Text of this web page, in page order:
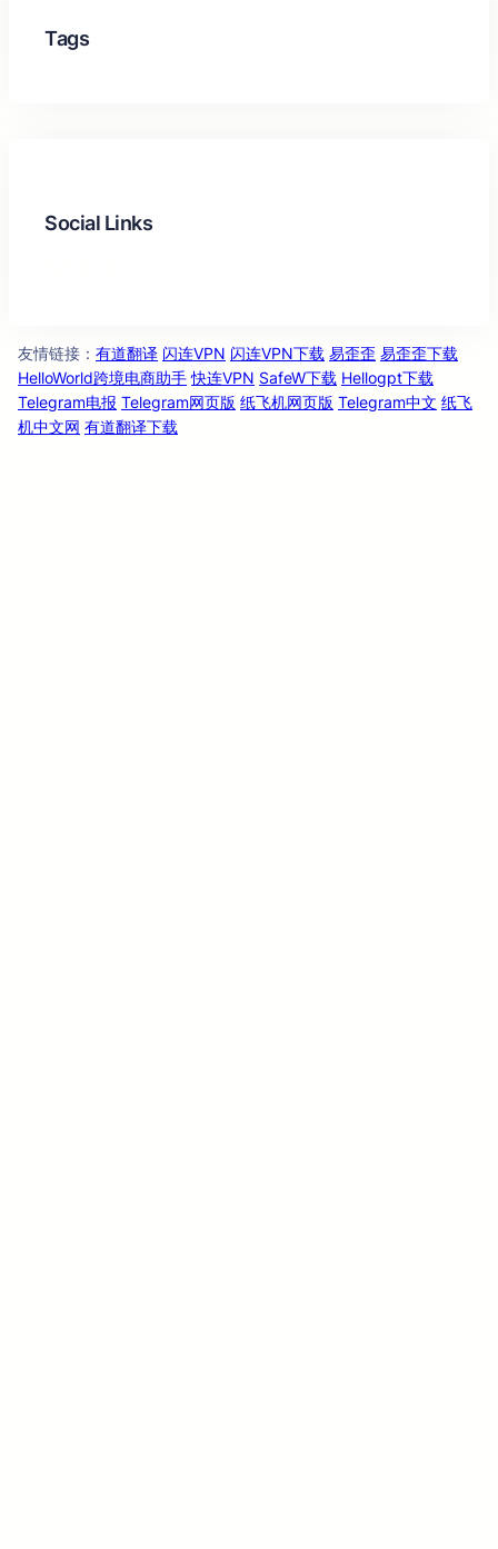
Tags
Social Links
友情链接 ： 有道翻译 闪连VPN 闪连VPN下载 易歪歪 易歪歪下载
HelloWorld跨境电商助手 快连VPN SafeW下载 Hellogpt下载
Telegram电报 Telegram网页版 纸飞机网页版 Telegram中文 纸飞
机中文网 有道翻译下载